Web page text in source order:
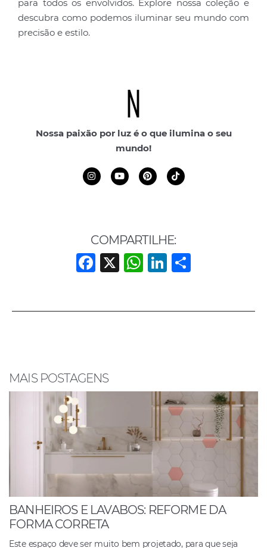
para todos os envolvidos. Explore nossa coleção e
descubra como podemos iluminar seu mundo com
precisão e estilo.
Nossa paixão por luz é o que ilumina o seu
mundo!
COMPARTILHE:
F
e
o
k
X W
s
Li
e e
MAIS POSTAGENS
BANHEIROS E LAVABOS: REFORME DA
FORMA CORRETA
Este espaço deve ser muito bem projetado, para que seja